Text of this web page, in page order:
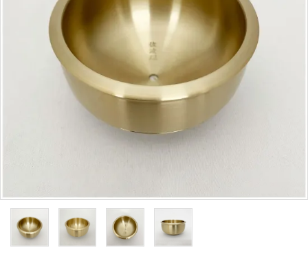
錫杖
鳴り物
印金
家庭用仏具
アウトレット
ご利用ガイド
お問い合わせ